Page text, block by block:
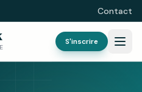
Contact
S'inscrire